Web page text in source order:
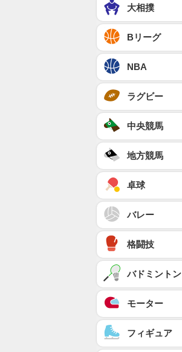
大相撲
Bリーグ
NBA
ラグビー
中央競馬
地方競馬
卓球
バレー
格闘技
バドミントン
モーター
フィギュア